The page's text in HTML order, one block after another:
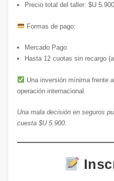
Precio total del taller: $U 5.900
Formas de pago:
Mercado Pago
Hasta 12 cuotas sin recargo
Una inversión mínima frente
operación internacional.
Una mala decisión en seguros
cuesta $U 5.900.